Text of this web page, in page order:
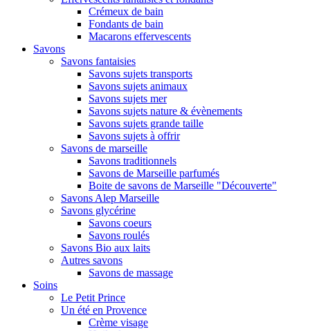
Crémeux de bain
Fondants de bain
Macarons effervescents
Savons
Savons fantaisies
Savons sujets transports
Savons sujets animaux
Savons sujets mer
Savons sujets nature & évènements
Savons sujets grande taille
Savons sujets à offrir
Savons de marseille
Savons traditionnels
Savons de Marseille parfumés
Boite de savons de Marseille "Découverte"
Savons Alep Marseille
Savons glycérine
Savons coeurs
Savons roulés
Savons Bio aux laits
Autres savons
Savons de massage
Soins
Le Petit Prince
Un été en Provence
Crème visage